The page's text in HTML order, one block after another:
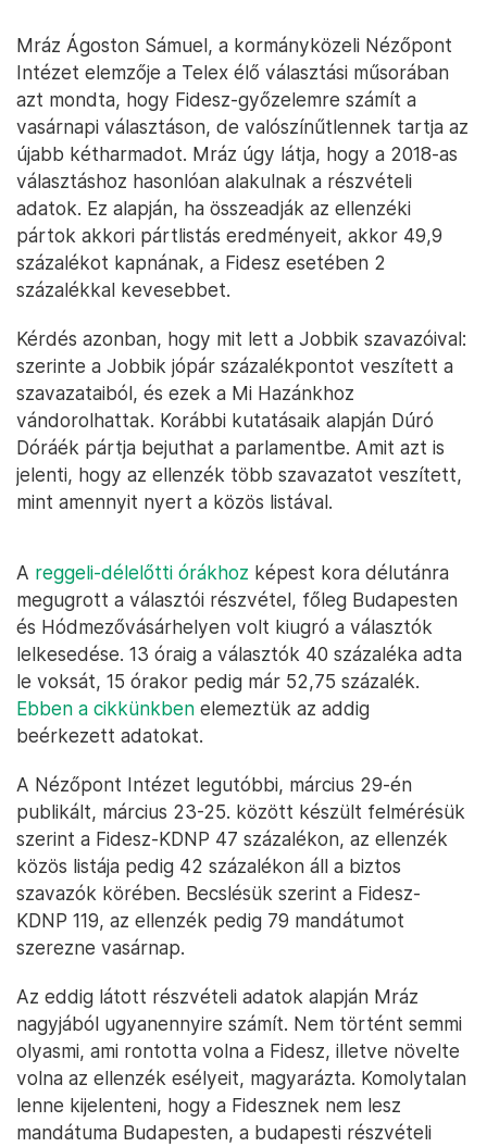
Mráz Ágoston Sámuel, a kormányközeli Nézőpont
Intézet elemzője a Telex élő választási műsorában
azt mondta, hogy Fidesz-győzelemre számít a
vasárnapi választáson, de valószínűtlennek tartja az
újabb kétharmadot. Mráz úgy látja, hogy a 2018-as
választáshoz hasonlóan alakulnak a részvételi
adatok. Ez alapján, ha összeadják az ellenzéki
pártok akkori pártlistás eredményeit, akkor 49,9
százalékot kapnának, a Fidesz esetében 2
százalékkal kevesebbet.
Kérdés azonban, hogy mit lett a Jobbik szavazóival:
szerinte a Jobbik jópár százalékpontot veszített a
szavazataiból, és ezek a Mi Hazánkhoz
vándorolhattak. Korábbi kutatásaik alapján Dúró
Dóráék pártja bejuthat a parlamentbe. Amit azt is
jelenti, hogy az ellenzék több szavazatot veszített,
mint amennyit nyert a közös listával.
A reggeli-délelőtti órákhoz képest kora délutánra
megugrott a választói részvétel, főleg Budapesten
és Hódmezővásárhelyen volt kiugró a választók
lelkesedése. 13 óraig a választók 40 százaléka adta
le voksát, 15 órakor pedig már 52,75 százalék.
Ebben a cikkünkben elemeztük az addig
beérkezett adatokat.
A Nézőpont Intézet legutóbbi, március 29-én
publikált, március 23-25. között készült felmérésük
szerint a Fidesz-KDNP 47 százalékon, az ellenzék
közös listája pedig 42 százalékon áll a biztos
szavazók körében. Becslésük szerint a Fidesz-
KDNP 119, az ellenzék pedig 79 mandátumot
szerezne vasárnap.
Az eddig látott részvételi adatok alapján Mráz
nagyjából ugyanennyire számít. Nem történt semmi
olyasmi, ami rontotta volna a Fidesz, illetve növelte
volna az ellenzék esélyeit, magyarázta. Komolytalan
lenne kijelenteni, hogy a Fidesznek nem lesz
mandátuma Budapesten, a budapesti részvételi